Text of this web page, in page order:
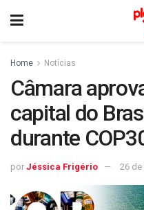
Home Notícias
Câmara
capital do
durante
por Jéssica Frigério 26